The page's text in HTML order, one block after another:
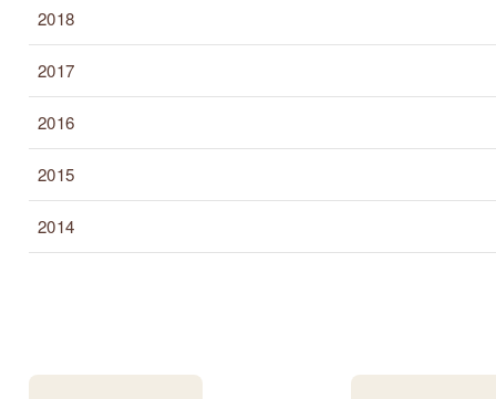
2018
2017
2016
2015
2014